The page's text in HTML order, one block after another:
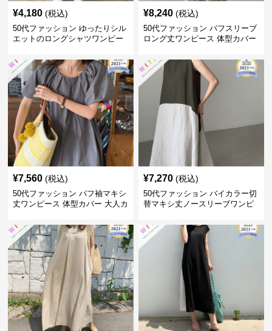
¥4,180 (税込)
50代ファッション ゆったりシル
エットのロングシャツワンピー
¥8,240 (税込)
50代ファッション パフスリーブ
ロング丈ワンピース 体型カバー
¥7,560 (税込)
50代ファッション パフ袖マキシ
丈ワンピース 体型カバー 大人カ
¥7,270 (税込)
50代ファッション バイカラー切
替マキシ丈ノースリーブワンピ